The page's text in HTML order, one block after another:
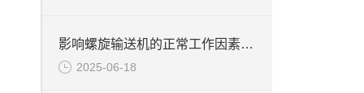
影响螺旋输送机的正常工作因素分析
2025-06-18